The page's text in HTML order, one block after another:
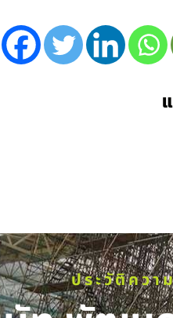
ประวัติควา